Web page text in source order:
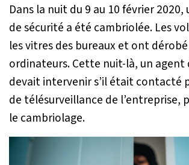
Dans la nuit du 9 au 10 février
de sécurité a été cambriolée. Les
les vitres des bureaux et ont
ordinateurs. Cette nuit-là, un agent
devait intervenir s’il était contacté
de télésurveillance de l’entreprise,
le cambriolage.